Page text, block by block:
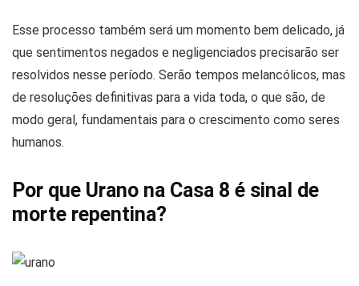
Esse processo também será um momento bem delicado, já
que sentimentos negados e negligenciados precisarão ser
resolvidos nesse período. Serão tempos melancólicos, mas
de resoluções definitivas para a vida toda, o que são, de
modo geral, fundamentais para o crescimento como seres
humanos.
Por que Urano na Casa 8 é sinal de
morte repentina?